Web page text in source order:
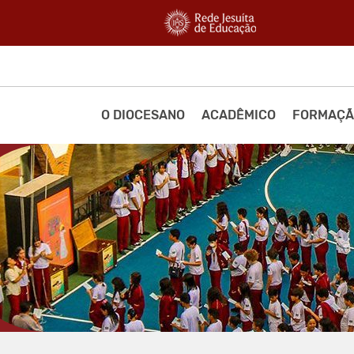
O DIOCESANO ACADÊMICO